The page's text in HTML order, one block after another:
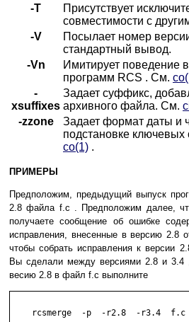
-T
Присутствует
совместимости с
-V
Посылает номер
стандартный вывод.
-Vn
Имитирует поведение
программ RCS . См.
-
xsuffixes
Задает суффикс,
архивного файла. См.
-zzone
Задает формат даты и
подстановке
co(1) .
ПРИМЕРЫ
Предположим, предыдущий выпуск
2.8 файла f.c . Предположим далее,
получаете сообщение об ошибке
исправления, внесенные в версию 2.8
чтобы собрать исправления к версии
Вы сделали между версиями 2.8 и 3.4
весию 2.8 в файл f.c выполните
rcsmerge  -p  -r2.8  -r3.4  f.c